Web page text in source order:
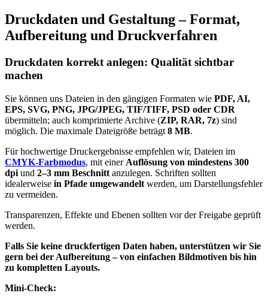
Druckdaten und Gestaltung – Format,
Aufbereitung und Druckverfahren
Druckdaten korrekt anlegen: Qualität sichtbar
machen
Sie können uns Dateien in den gängigen Formaten wie PDF, AI,
EPS, SVG, PNG, JPG/JPEG, TIF/TIFF, PSD oder CDR
übermitteln; auch komprimierte Archive (ZIP, RAR, 7z) sind
möglich. Die maximale Dateigröße beträgt 8 MB.
Für hochwertige Druckergebnisse empfehlen wir, Dateien im
CMYK-Farbmodus, mit einer Auflösung von mindestens 300
dpi und 2–3 mm Beschnitt anzulegen. Schriften sollten
idealerweise in Pfade umgewandelt werden, um Darstellungsfehler
zu vermeiden.
Transparenzen, Effekte und Ebenen sollten vor der Freigabe geprüft
werden.
Falls Sie keine druckfertigen Daten haben, unterstützen wir Sie
gern bei der Aufbereitung – von einfachen Bildmotiven bis hin
zu kompletten Layouts.
Mini-Check: